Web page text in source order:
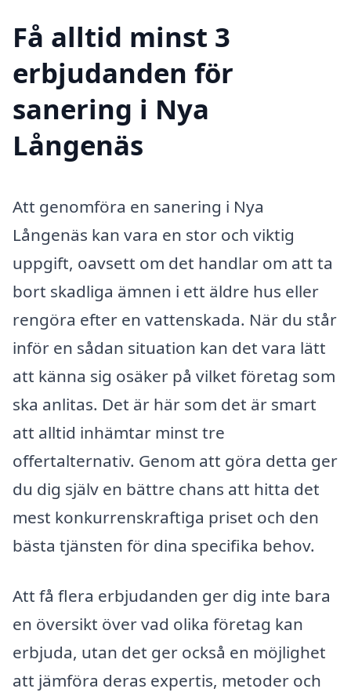
Få alltid minst 3
erbjudanden för
sanering i Nya
Långenäs
Att genomföra en sanering i Nya
Långenäs kan vara en stor och viktig
uppgift, oavsett om det handlar om att ta
bort skadliga ämnen i ett äldre hus eller
rengöra efter en vattenskada. När du står
inför en sådan situation kan det vara lätt
att känna sig osäker på vilket företag som
ska anlitas. Det är här som det är smart
att alltid inhämtar minst tre
offertalternativ. Genom att göra detta ger
du dig själv en bättre chans att hitta det
mest konkurrenskraftiga priset och den
bästa tjänsten för dina specifika behov.
Att få flera erbjudanden ger dig inte bara
en översikt över vad olika företag kan
erbjuda, utan det ger också en möjlighet
att jämföra deras expertis, metoder och